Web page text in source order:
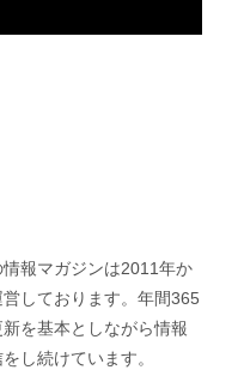
情報マガジンは2011年か
営しております。年間365
新を基本としながら情報
し続けています。